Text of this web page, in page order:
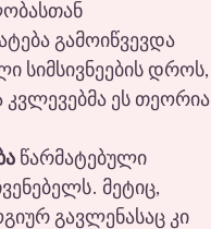
გამოიწვევდა
სიმსივნეების დროს,
ეს თეორია
წარმატებული
მეტიც,
გავლენასაც კი